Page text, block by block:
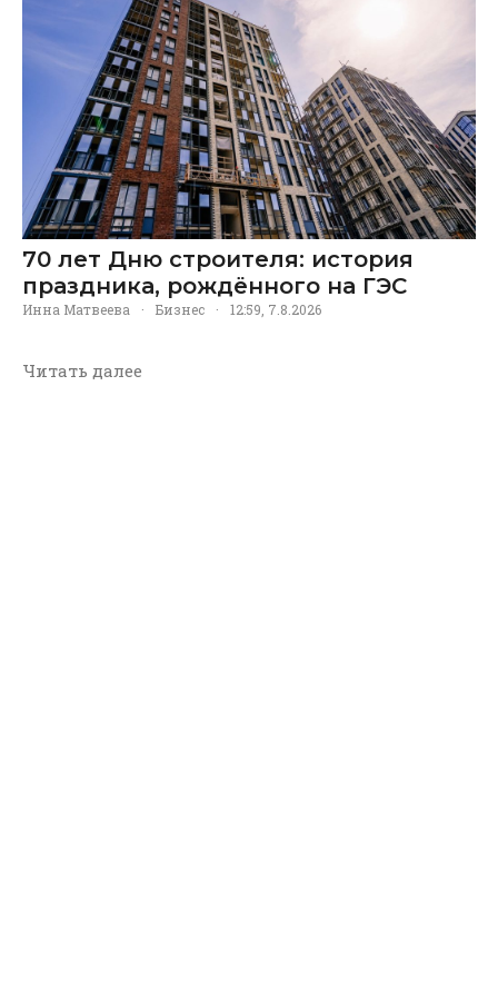
70 лет Дню строителя: история
праздника, рождённого на ГЭС
Инна Матвеева · Бизнес · 12:59, 7.8.2026
Читать далее